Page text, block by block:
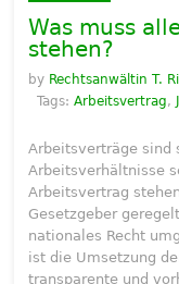
Was muss
stehen?
by Rechtsanwältin T.
Tags:Arbeitsvertrag,
Arbeitsverträge sind
Arbeitsverhältnisse
Arbeitsvertrag
Gesetzgeber
nationales Recht
ist die Umsetzung
transparente und